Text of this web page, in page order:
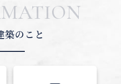
築のこと